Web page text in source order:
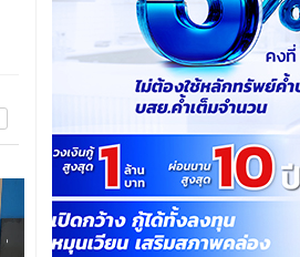
ททท.จับมือ Robinhood มอบส่วนลดพิเศษ
เพียงจองตั๋วเครื่องบินผ่าน Robinhood
Travel
15 May 2024